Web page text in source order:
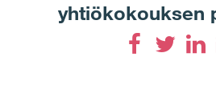
yhtiökokouksen